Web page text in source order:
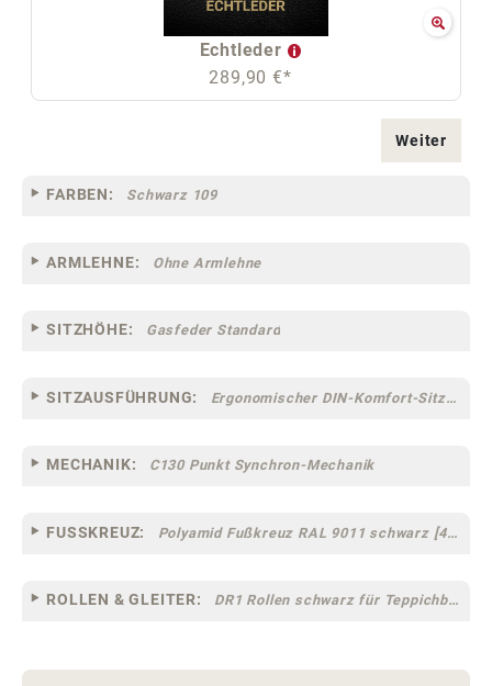
Echtleder
289,90 €*
Weiter
FARBEN: Schwarz 109
ARMLEHNE: Ohne Armlehne
SITZHÖHE: Gasfeder Standard
SITZAUSFÜHRUNG: Ergonomischer DIN-Komfort-Sitz [75]
MECHANIK: C130 Punkt Synchron-Mechanik
FUSSKREUZ: Polyamid Fußkreuz RAL 9011 schwarz [44]
ROLLEN & GLEITER: DR1 Rollen schwarz für Teppichböden [10]